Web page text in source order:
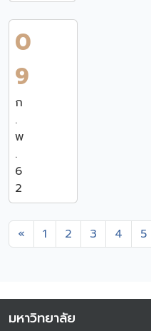
0
9
ก
.
พ
.
6
2
« Previous
1 2 3 4 5
มหาวิทยาลัย